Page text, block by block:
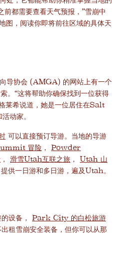
前都需要查看天气预报，”雪崩中
图，阅读你即将前往区域的具体天
导协会 (AMGA) 的网站上有一个
。“这将帮助你确保找到一位获得
莱希说道，她是一位居住在Salt
动家。
可以直接预订导游。当地的导游
冒险 ， Powder
， 滑雪Utah互联之旅 ， Utah 山
提供一日游和多日游，遍及Utah。
设备， Park City 的白松旅游
租雪崩安全装备，但你可以从那